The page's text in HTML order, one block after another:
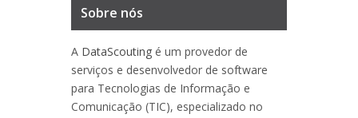
Sobre nós
A DataScouting é um provedor de
serviços e desenvolvedor de software
para Tecnologias de Informação e
Comunicação (TIC), especializado no